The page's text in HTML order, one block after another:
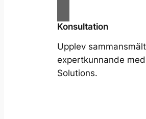
Konsultation
Upplev
expertkunnande
Solutions.